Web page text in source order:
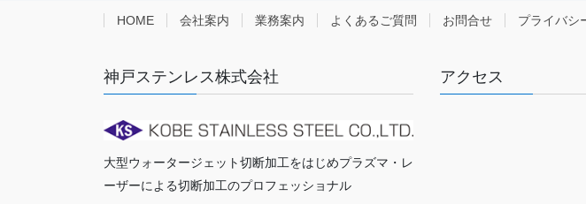
HOME 会社案内 業務案内 よくあるご質問 お問合せ プライバシ
神戸ステンレス株式会社
大型ウォータージェット切断加工をはじめプラズマ・レ
ーザーによる切断加工のプロフェッショナル
アクセス